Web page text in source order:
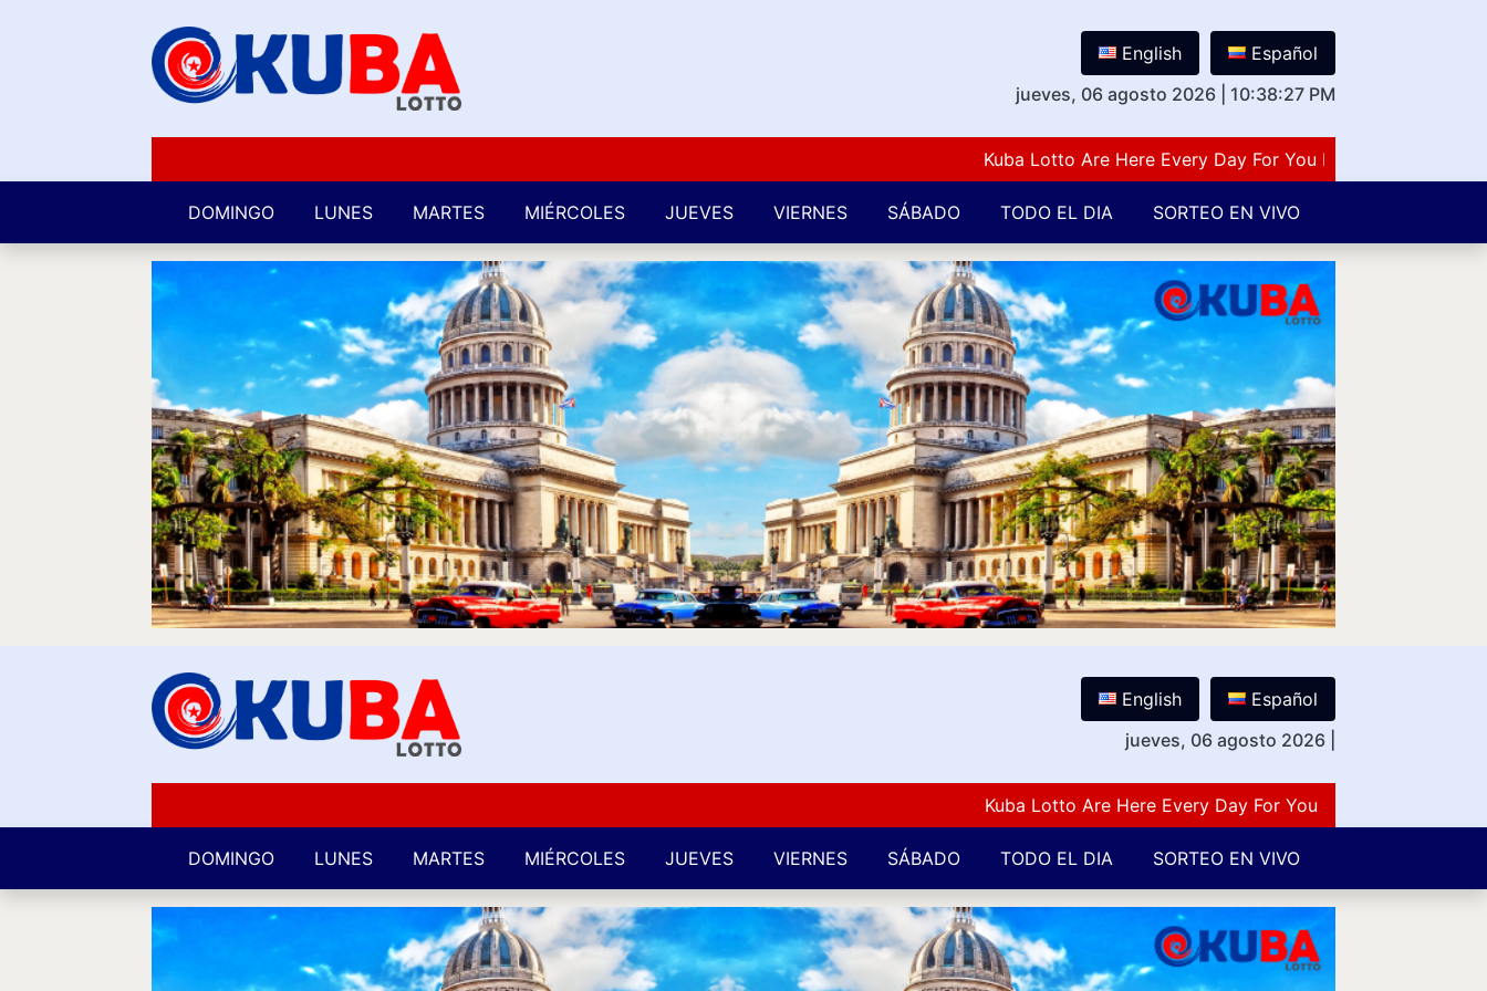
English
Español
jueves, 06 agosto 2026
10:38:28 PM
Kuba Lotto Are Here Every Day For You Lovers Of Number
DOMINGO LUNES MARTES MIÉRCOLES JUEVES VIERNES SÁBADO TODO EL DIA SORTEO EN VIVO
English
Español
jueves, 06 agosto 2026
Kuba Lotto Are Here Every Day For You Lovers Of Number
DOMINGO LUNES MARTES MIÉRCOLES JUEVES VIERNES SÁBADO TODO EL DIA SORTEO EN VIVO